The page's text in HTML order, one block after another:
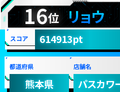
16位 リョウ
スコア 614913pt
都道府県
熊本県
店舗名
パスカワ